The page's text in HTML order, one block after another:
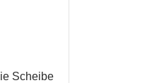
Scheibe